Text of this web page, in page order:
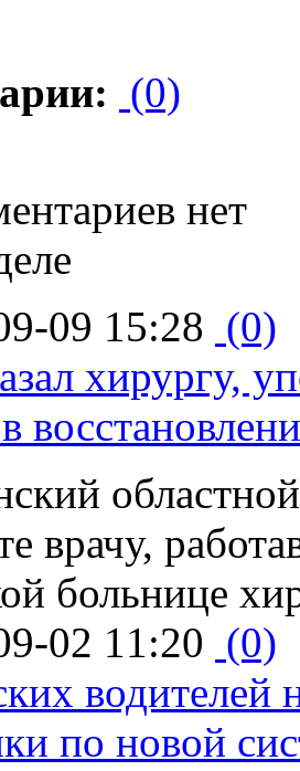
(0)
нет
09 15:28 (0)
хирургу,
врачу,
больнице
02 11:20 (0)
водителей
по новой